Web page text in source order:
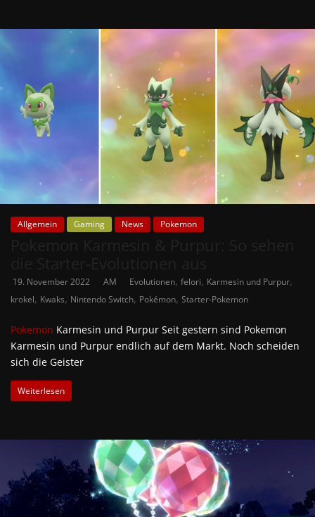
Allgemein Gaming News Pokemon
19. November 2022 AM Evolutionen, felori, Karmesin und Purpur,
krokel, Kwaks, Nintendo Switch, Pokémon, Starter-Pokemon
Pokemon Karmesin und Purpur Seit gestern sind Pokemon
Karmesin und Purpur endlich auf dem Markt. Noch scheiden
sich die Geister
Weiterlesen